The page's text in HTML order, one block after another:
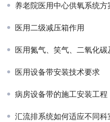
养老院医用中心供氧系统方
医用二级减压箱作用
医用氮气、笑气、二氧化碳及混
医用设备带安装技术要求
病房设备带的施工安装工程
汇流排系统如何适应不同科